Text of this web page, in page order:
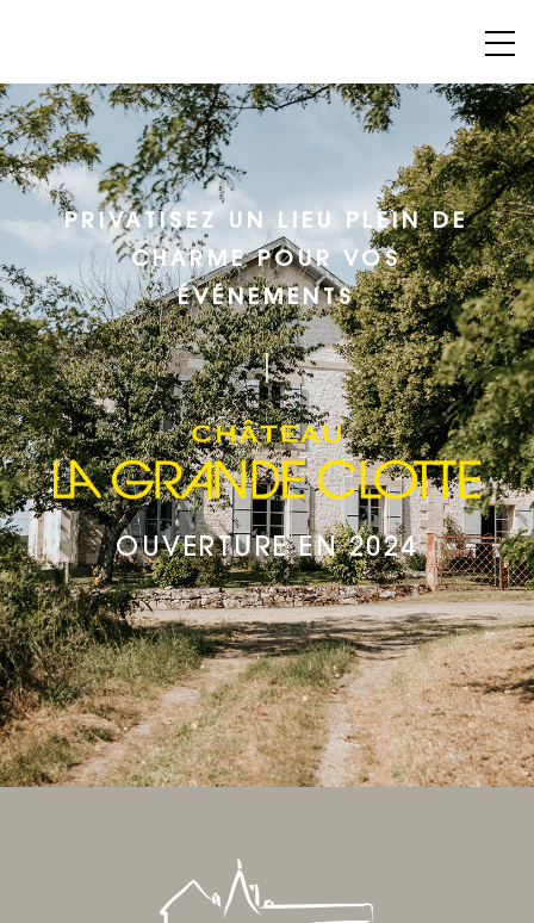
PRIVATISEZ UN LIEU PLEIN DE
CHARME POUR VOS
ÉVÉNEMENTS
|
OUVERTURE EN 2024